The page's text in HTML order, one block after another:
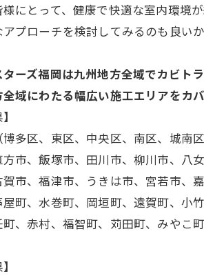
にとって、健康で快適な室内環境
アプローチを検討してみるのも良い
ーズ福岡は九州地方全域でカビト
域にわたる幅広い施工エリアをカ
多区、東区、中央区、南区、城南
方市、飯塚市、田川市、柳川市、八
賀市、福津市、うきは市、宮若市、
屋町、水巻町、岡垣町、遠賀町、小
町、赤村、福智町、苅田町、みやこ